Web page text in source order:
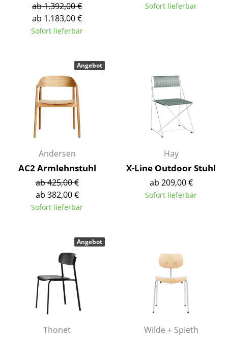
Gartentische
Servierwagen
... alle Tische
Aufbewahren
Regale & Schränke
Bücherregale
Sideboards & Kommoden
TV Möbel
Garderoben
Kleinaufbewahrung
Einzelteile
ab 1.392,00 €
ab 1.183,00 €
Sofort lieferbar
Sofort lieferbar
Andersen
AC2 Armlehnstuhl
ab 425,00 €
ab 382,00 €
Sofort lieferbar
Angebot
Hay
X-Line Outdoor Stuhl
ab 209,00 €
Sofort lieferbar
Thonet
Angebot
Wilde + Spieth